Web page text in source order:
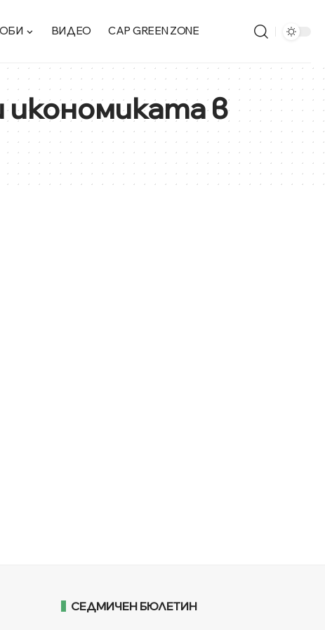
ВИДЕО CAP GREEN ZONE
икономиката в
СЕДМИЧЕН БЮЛЕТИН